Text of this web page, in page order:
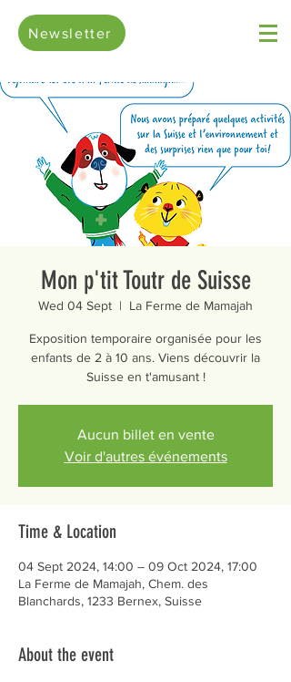
Newsletter
Mon p'tit Toutr de Suisse
Wed 04 Sept
  |
La Ferme de Mamajah
Exposition temporaire organisée pour les
enfants de 2 à 10 ans. Viens découvrir la
Suisse en t'amusant !
Aucun billet en vente
Voir d'autres événements
Time & Location
04 Sept 2024, 14:00 – 09 Oct 2024, 17:00
La Ferme de Mamajah, Chem. des
Blanchards, 1233 Bernex, Suisse
About the event